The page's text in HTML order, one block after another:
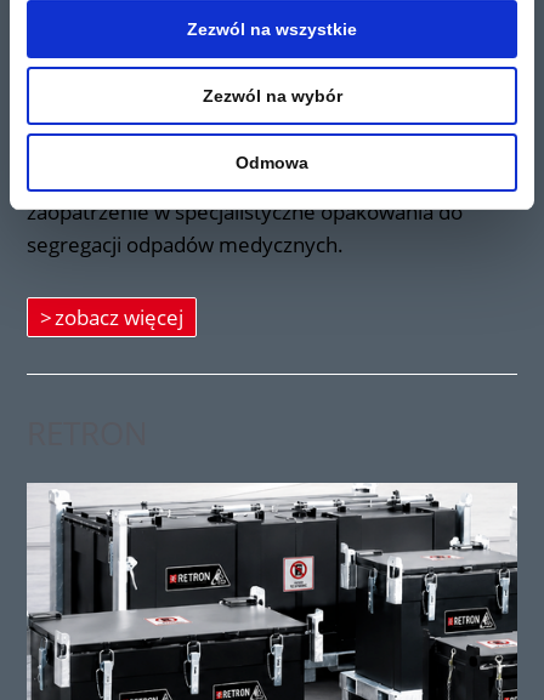
Zezwól na wszystkie
Zezwól na wybór
Odmowa
w specjalistycznych opakowaniach gwarantujących
bezpieczeństwo. Zapewniamy profesjonalną i
odpadów medycznych, ich transport i
unieszkodliwienie w spalarni odpadów, zgodnie z
zaopatrzenie w specjalistyczne opakowania do
segregacji odpadów medycznych.
zobacz więcej